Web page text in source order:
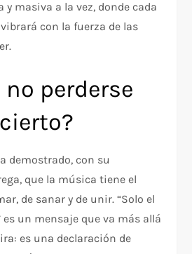
masiva a la vez, donde cada
con la fuerza de las
no perderse
demostrado, con su
que la música tiene el
de sanar y de unir. “Solo el
es un mensaje que va más allá
es una declaración de